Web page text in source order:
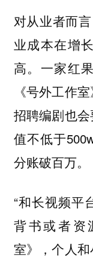
对从业者而
业成本在增
高。一家红
《号外工作
招聘编剧也
值不低于
分账破百万。
“和长视频平
背书或者资
室》，个人